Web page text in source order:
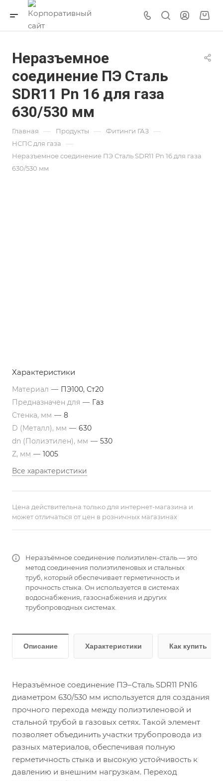
Неразъемное
соединение ПЭ Сталь
SDR11 Pn 16 для газа
630/530 мм
Главная — Продукты — Фитинги ГАЗ —
НСПС для газа —
Неразъемное соединение ПЭ Сталь SDR11 Pn 16 для газа
630/530 мм
Характеристики
Материал — ПЭ100, Ст20
Предназначен для — Газ
Стенка, мм — 8
D (Металл), мм — 630
dn (Полиэтилен), мм — 530
Z, мм — 1005
Все характеристики
Цена действительна только для интернет-магазина и
может отличаться от цен в розничных магазинах
Неразъёмное соединение полиэтилен-сталь — это
метод соединения полиэтиленовых и стальных
труб, который обеспечивает герметичность и
прочность стыка. Он используется в системах
водоснабжения, газоснабжения и других
трубопроводных системах.
Описание Характеристики Как купить
Неразъёмное соединение ПЭ–Сталь SDR11 PN16
диаметром 630/530 мм используется для создания
прочного перехода между полиэтиленовой и
стальной трубой в газовых сетях. Такой элемент
позволяет объединить участки трубопровода из
разных материалов, обеспечивая полную
герметичность стыка и высокую устойчивость к
давлению и внешним нагрузкам. Переход